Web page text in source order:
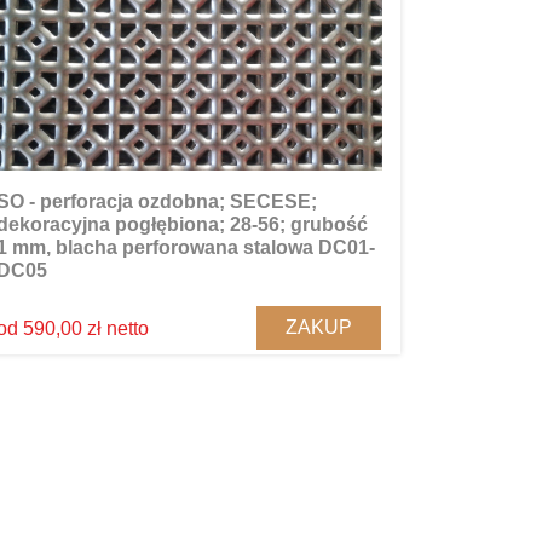
- perforacja ozdobna; SECESE;
pogłębiona; 28-56; grubość
mm, blacha perforowana stalowa DC01-
DC05
590,00 zł netto ZAKUP